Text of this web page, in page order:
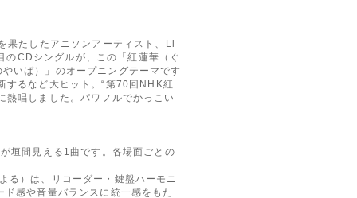
たしたアニソンアーティスト、Li
CDシングルが、この「紅蓮華（ぐ
いば）」のオープニングテーマです
するなど大ヒット。“第70回NHK紅
熱唱しました。パワフルでかっこい
垣間見える1曲です。各場面ごとの
）は、リコーダー・鍵盤ハーモニ
感や音量バランスに統一感をもた